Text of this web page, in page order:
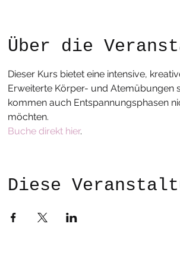
Über die
Dieser Kurs bietet eine intensive,
Erweiterte Körper- und Atemübungen
kommen auch Entspannungsphasen
möchten.
Buche direkt hier.
Diese